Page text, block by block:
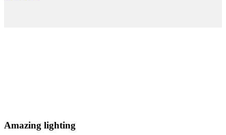
Amazing lighting